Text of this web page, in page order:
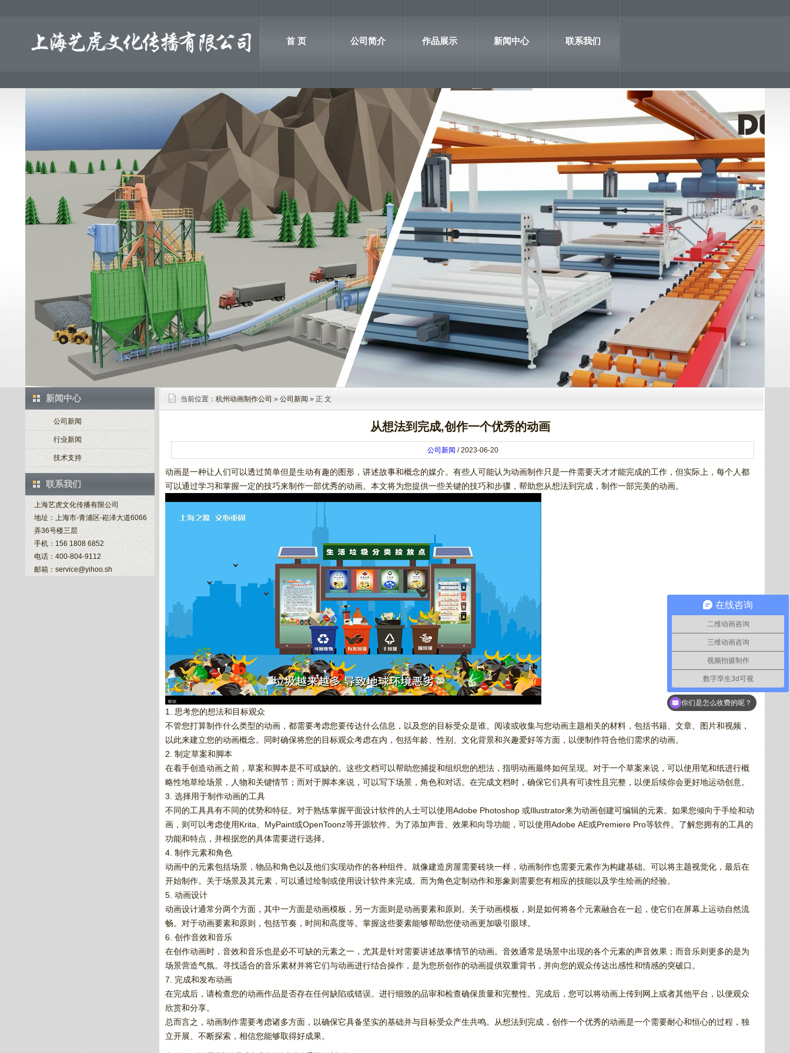
首 页 公司简介 作品展示 新闻中心 联系我们
新闻中心
公司新闻
行业新闻
技术支持
联系我们
上海艺虎文化传播有限公司
地址：上海市-青浦区-崧泽大道6066
弄36号楼三层
手机：156 1808 6852
电话：400-804-9112
邮箱：service@yihoo.sh
当前位置： 杭州动画制作公司 » 公司新闻 » 正 文
从想法到完成,创作一个优秀的动画
公司新闻 / 2023-06-20
动画是一种让人们可以透过简单但是生动有趣的图形，讲述故事和概念的媒介。有些人可能认为动画制作只是一件需要天才才能完成的工作，但实际上，每个人都
可以通过学习和掌握一定的技巧来制作一部优秀的动画。本文将为您提供一些关键的技巧和步骤，帮助您从想法到完成，制作一部完美的动画。
1. 思考您的想法和目标观众
不管您打算制作什么类型的动画，都需要考虑您要传达什么信息，以及您的目标受众是谁。阅读或收集与您动画主题相关的材料，包括书籍、文章、图片和视频，
以此来建立您的动画概念。同时确保将您的目标观众考虑在内，包括年龄、性别、文化背景和兴趣爱好等方面，以便制作符合他们需求的动画。
2. 制定草案和脚本
在着手创造动画之前，草案和脚本是不可或缺的。这些文档可以帮助您捕捉和组织您的想法，指明动画最终如何呈现。对于一个草案来说，可以使用笔和纸进行概
略性地草绘场景，人物和关键情节；而对于脚本来说，可以写下场景，角色和对话。在完成文档时，确保它们具有可读性且完整，以便后续你会更好地运动创意。
3. 选择用于制作动画的工具
不同的工具具有不同的优势和特征。对于熟练掌握平面设计软件的人士可以使用Adobe Photoshop 或Illustrator来为动画创建可编辑的元素。如果您倾向于手绘和动
画，则可以考虑使用Krita、MyPaint或OpenToonz等开源软件。为了添加声音、效果和向导功能，可以使用Adobe AE或Premiere Pro等软件。了解您拥有的工具的
功能和特点，并根据您的具体需要进行选择。
4. 制作元素和角色
动画中的元素包括场景，物品和角色以及他们实现动作的各种组件。就像建造房屋需要砖块一样，动画制作也需要元素作为构建基础。可以将主题视觉化，最后在
开始制作。关于场景及其元素，可以通过绘制或使用设计软件来完成。而为角色定制动作和形象则需要您有相应的技能以及学生绘画的经验。
5. 动画设计
动画设计通常分两个方面，其中一方面是动画模板，另一方面则是动画要素和原则。关于动画模板，则是如何将各个元素融合在一起，使它们在屏幕上运动自然流
畅。对于动画要素和原则，包括节奏，时间和高度等。掌握这些要素能够帮助您使动画更加吸引眼球。
6. 创作音效和音乐
在创作动画时，音效和音乐也是必不可缺的元素之一，尤其是针对需要讲述故事情节的动画。音效通常是场景中出现的各个元素的声音效果；而音乐则更多的是为
场景营造气氛。寻找适合的音乐素材并将它们与动画进行结合操作，是为您所创作的动画提供双重背书，并向您的观众传达出感性和情感的突破口。
7. 完成和发布动画
在完成后，请检查您的动画作品是否存在任何缺陷或错误。进行细致的品审和检查确保质量和完整性。完成后，您可以将动画上传到网上或者其他平台，以便观众
欣赏和分享。
总而言之，动画制作需要考虑诸多方面，以确保它具备坚实的基础并与目标受众产生共鸣。从想法到完成，创作一个优秀的动画是一个需要耐心和恒心的过程，独
立开展、不断探索，相信您能够取得好成果。
在线咨询
二维动画咨询
三维动画咨询
视频拍摄制作
数字孪生3d可视
你们是怎么收费的呢？